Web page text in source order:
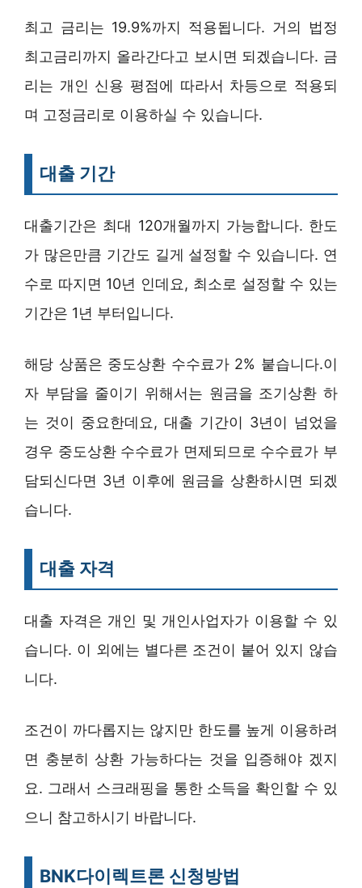
최고 금리는 19.9%까지 적용됩니다. 거의 법정
최고금리까지 올라간다고 보시면 되겠습니다. 금
리는 개인 신용 평점에 따라서 차등으로 적용되
며 고정금리로 이용하실 수 있습니다.
대출 기간
대출기간은 최대 120개월까지 가능합니다. 한도
가 많은만큼 기간도 길게 설정할 수 있습니다. 연
수로 따지면 10년 인데요, 최소로 설정할 수 있는
기간은 1년 부터입니다.
해당 상품은 중도상환 수수료가 2% 붙습니다.이
자 부담을 줄이기 위해서는 원금을 조기상환 하
는 것이 중요한데요, 대출 기간이 3년이 넘었을
경우 중도상환 수수료가 면제되므로 수수료가 부
담되신다면 3년 이후에 원금을 상환하시면 되겠
습니다.
대출 자격
대출 자격은 개인 및 개인사업자가 이용할 수 있
습니다. 이 외에는 별다른 조건이 붙어 있지 않습
니다.
조건이 까다롭지는 않지만 한도를 높게 이용하려
면 충분히 상환 가능하다는 것을 입증해야 겠지
요. 그래서 스크래핑을 통한 소득을 확인할 수 있
으니 참고하시기 바랍니다.
BNK다이렉트론 신청방법